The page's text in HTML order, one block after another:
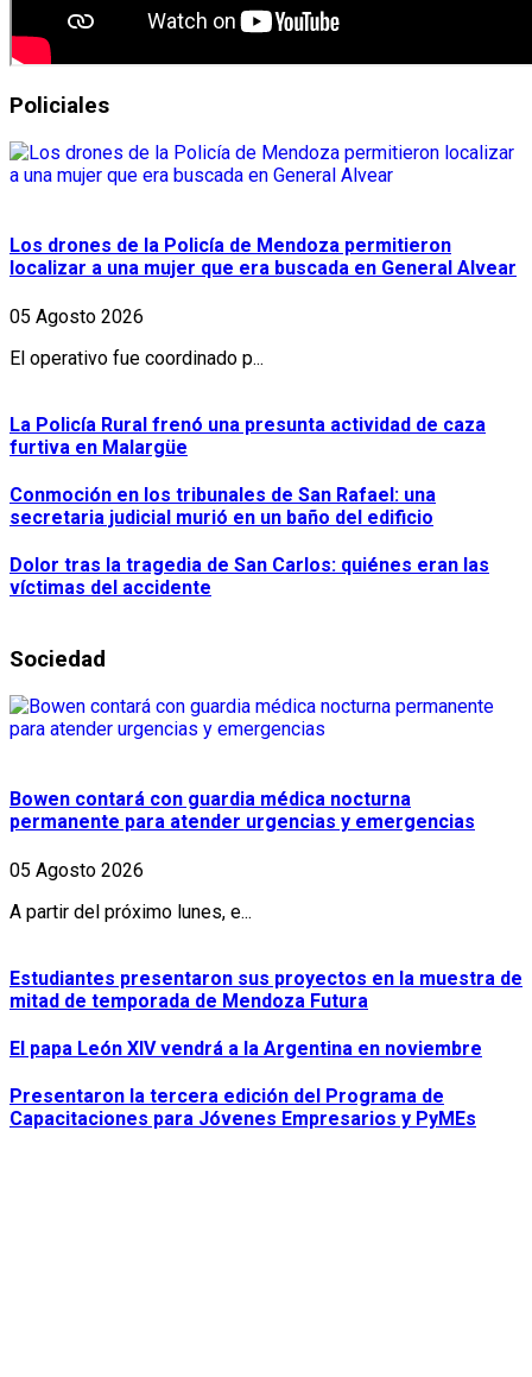
Policiales
Los drones de la Policía de Mendoza permitieron
localizar a una mujer que era buscada en General Alvear
05 Agosto 2026
El operativo fue coordinado p...
La Policía Rural frenó una presunta actividad de caza
furtiva en Malargüe
Conmoción en los tribunales de San Rafael: una
secretaria judicial murió en un baño del edificio
Dolor tras la tragedia de San Carlos: quiénes eran las
víctimas del accidente
Sociedad
Bowen contará con guardia médica nocturna
permanente para atender urgencias y emergencias
05 Agosto 2026
A partir del próximo lunes, e...
Estudiantes presentaron sus proyectos en la muestra de
mitad de temporada de Mendoza Futura
El papa León XIV vendrá a la Argentina en noviembre
Presentaron la tercera edición del Programa de
Capacitaciones para Jóvenes Empresarios y PyMEs